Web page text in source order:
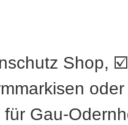
Shop, ☑️
für Gau-